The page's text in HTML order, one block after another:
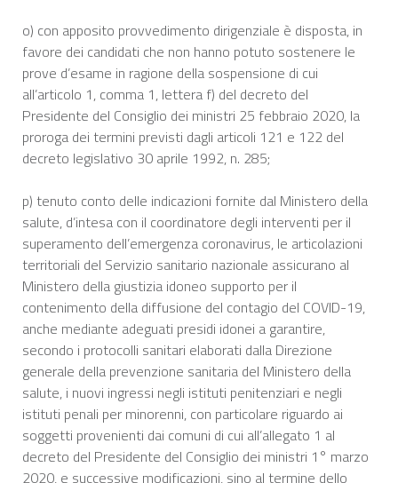
o) con apposito provvedimento dirigenziale è disposta, in
favore dei candidati che non hanno potuto sostenere le
prove d’esame in ragione della sospensione di cui
all’articolo 1, comma 1, lettera f) del decreto del
Presidente del Consiglio dei ministri 25 febbraio 2020, la
proroga dei termini previsti dagli articoli 121 e 122 del
decreto legislativo 30 aprile 1992, n. 285;
p) tenuto conto delle indicazioni fornite dal Ministero della
salute, d’intesa con il coordinatore degli interventi per il
superamento dell’emergenza coronavirus, le articolazioni
territoriali del Servizio sanitario nazionale assicurano al
Ministero della giustizia idoneo supporto per il
contenimento della diffusione del contagio del COVID-19,
anche mediante adeguati presidi idonei a garantire,
secondo i protocolli sanitari elaborati dalla Direzione
generale della prevenzione sanitaria del Ministero della
salute, i nuovi ingressi negli istituti penitenziari e negli
istituti penali per minorenni, con particolare riguardo ai
soggetti provenienti dai comuni di cui all’allegato 1 al
decreto del Presidente del Consiglio dei ministri 1° marzo
2020, e successive modificazioni, sino al termine dello